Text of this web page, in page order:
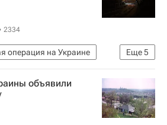
2334
Еще5
операция на Украине
Киев
Вооруженные силы РФ
объявили